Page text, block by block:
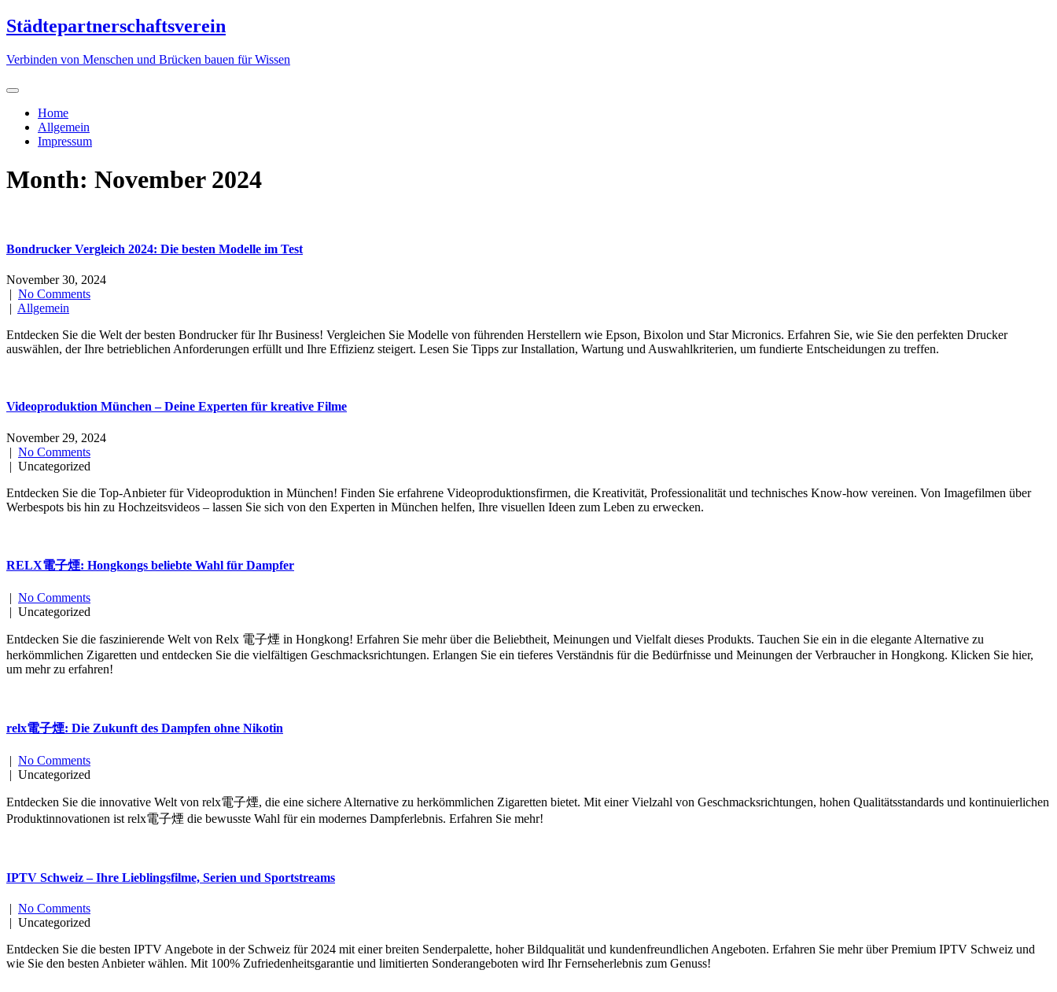
Skip
to
Städtepartnerschaftsverein
Verbinden von Menschen und Brücken bauen für Wissen
Home
Allgemein
Impressum
Month: November 2024
Bondrucker Vergleich 2024: Die besten Modelle im Test
November 30, 2024
| No Comments
| Allgemein
Entdecken Sie die Welt der besten Bondrucker für Ihr Business! Vergleichen Sie Modelle von führenden Herstellern wie Epson, Bixolon und Star Micronics. Erfahren Sie, wie Sie den perfekten Drucker
auswählen, der Ihre betrieblichen Anforderungen erfüllt und Ihre Effizienz steigert. Lesen Sie Tipps zur Installation, Wartung und Auswahlkriterien, um fundierte Entscheidungen zu treffen.
Videoproduktion München – Deine Experten für kreative Filme
November 29, 2024
| No Comments
| Uncategorized
Entdecken Sie die Top-Anbieter für Videoproduktion in München! Finden Sie erfahrene Videoproduktionsfirmen, die Kreativität, Professionalität und technisches Know-how vereinen. Von Imagefilmen über
Werbespots bis hin zu Hochzeitsvideos – lassen Sie sich von den Experten in München helfen, Ihre visuellen Ideen zum Leben zu erwecken.
RELX電子煙: Hongkongs beliebte Wahl für Dampfer
| No Comments
| Uncategorized
Entdecken Sie die faszinierende Welt von Relx 電子煙 in Hongkong! Erfahren Sie mehr über die Beliebtheit, Meinungen und Vielfalt dieses Produkts. Tauchen Sie ein in die elegante Alternative zu
herkömmlichen Zigaretten und entdecken Sie die vielfältigen Geschmacksrichtungen. Erlangen Sie ein tieferes Verständnis für die Bedürfnisse und Meinungen der Verbraucher in Hongkong. Klicken Sie hier,
um mehr zu erfahren!
relx電子煙: Die Zukunft des Dampfen ohne Nikotin
| No Comments
| Uncategorized
Entdecken Sie die innovative Welt von relx電子煙, die eine sichere Alternative zu herkömmlichen Zigaretten bietet. Mit einer Vielzahl von Geschmacksrichtungen, hohen Qualitätsstandards und kontinuierlichen
Produktinnovationen ist relx電子煙 die bewusste Wahl für ein modernes Dampferlebnis. Erfahren Sie mehr!
IPTV Schweiz – Ihre Lieblingsfilme, Serien und Sportstreams
| No Comments
| Uncategorized
Entdecken Sie die besten IPTV Angebote in der Schweiz für 2024 mit einer breiten Senderpalette, hoher Bildqualität und kundenfreundlichen Angeboten. Erfahren Sie mehr über Premium IPTV Schweiz und
wie Sie den besten Anbieter wählen. Mit 100% Zufriedenheitsgarantie und limitierten Sonderangeboten wird Ihr Fernseherlebnis zum Genuss!